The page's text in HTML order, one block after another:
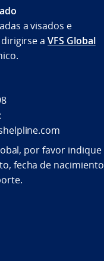
a visados e
aVFS Global
por favor indique
fecha de nacimiento